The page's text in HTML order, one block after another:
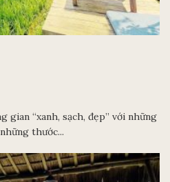
gian “xanh, sạch, đẹp” với những
thước...